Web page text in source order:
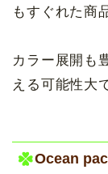
もすぐれた商
カラー展開も
える可能性大
Ocean